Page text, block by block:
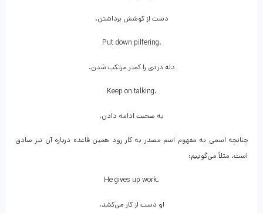
دست از کوشش برداشتن.
Put down pilfering.
دله دزدی را کمتر مرتکب شدن.
Keep on talking.
به صحبت ادامه دادن.
چنانچه اسمی به مفهوم اسم مصدر به کار رود همین قاعده درباره آن نیز صادق
است. مثلاً می‌گوییم:
He gives up work.
او دست از کار می‌کشد.